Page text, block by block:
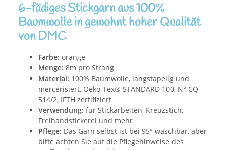
6-fädiges Stickgarn aus 100%
Baumwolle in gewohnt hoher Qualität
von DMC
Farbe: orange
Menge: 8m pro Strang
Material: 100% Baumwolle, langstapelig und
mercerisiert, Oeko-Tex® STANDARD 100, N° CQ
514/2, IFTH zertifiziert
Verwendung: für Stickarbeiten, Kreuzstich,
Freihandstickerei und mehr
Pflege: Das Garn selbst ist bei 95° waschbar, aber
bitte achten Sie auf die Pflegehinweise des